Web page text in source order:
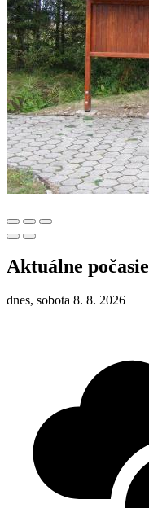
Aktuálne počasie
dnes, sobota 8. 8. 2026